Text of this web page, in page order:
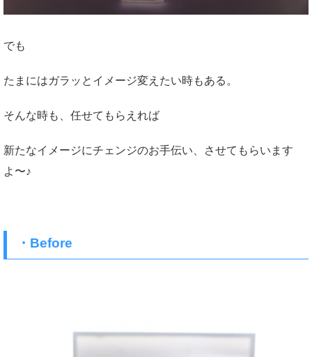
でも
たまにはガラッとイメージ変えたい時もある。
そんな時も、任せてもらえれば
新たなイメージにチェンジのお手伝い、させてもらいます
よ〜♪
・Before